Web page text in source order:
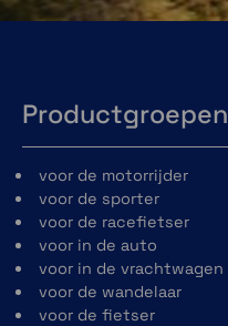
Productgroepen
voor de motorrijder
voor de sporter
voor de racefietser
voor in de auto
voor in de vrachtwagen
voor de wandelaar
voor de fietser